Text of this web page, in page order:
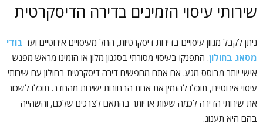
שירותי עיסוי הזמינים בדירה הדיסקרטית
ניתן לקבל מגוון עיסויים בדירות דיסקרטיות, החל מעיסויים אירוטיים ועד בודי
מסאג בחולון. התפנקו בעיסוי מסורתי בסגנון מלון או הזמינו מראש מפגש
אישי יותר מבוסס מגע. אם אתם מחפשים דירה דיסקרטית בחולון עם שירותי
עיסוי אירוטיים, תוכלו להזמין את אחת הבחורות ישירות מהחדר. תוכלו לשכור
את שירותי הדירה לכמה שעות או יותר בהתאם לצרכים שלכם, והשהייה
בהם היא תענוג.